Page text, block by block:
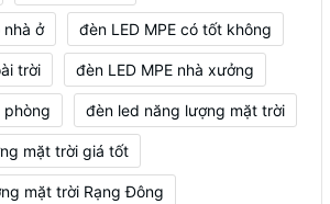
nhà ở đèn LED MPE có tốt không
trời đèn LED MPE nhà xưởng
phòng đèn led năng lượng mặt trời
mặt trời giá tốt
mặt trời Rạng Đông